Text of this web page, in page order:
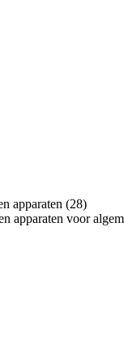
apparaten (28)
apparaten voor